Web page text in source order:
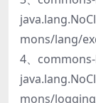
mons/lang/
4、
mons/